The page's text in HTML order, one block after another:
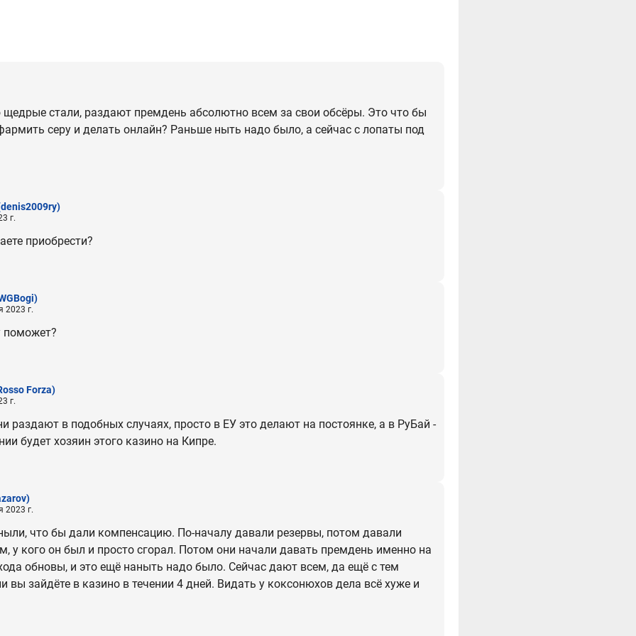
щедрые стали, раздают премдень абсолютно всем за свои обсёры. Это что бы
серу и делать онлайн? Раньше ныть надо было, а сейчас с лопаты под
г.
приобрести?
2023 г.
Forza)
г.
раздают в подобных случаях, просто в ЕУ это делают на постоянке, а в РуБай -
будет хозяин этого казино на Кипре.
2023 г.
что бы дали компенсацию. По-началу давали резервы, потом давали
у кого он был и просто сгорал. Потом они начали давать премдень именно на
обновы, и это ещё наныть надо было. Сейчас дают всем, да ещё с тем
вы зайдёте в казино в течении 4 дней. Видать у коксонюхов дела всё хуже и